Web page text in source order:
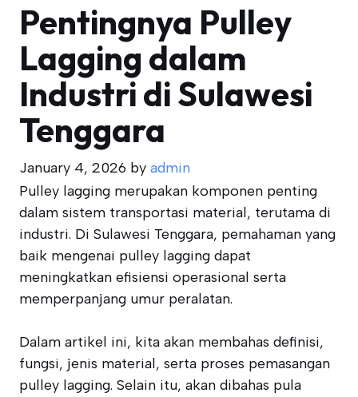
Pentingnya Pulley
Lagging dalam
Industri di Sulawesi
Tenggara
January 4, 2026 by admin
Pulley lagging merupakan komponen penting
dalam sistem transportasi material, terutama di
industri. Di Sulawesi Tenggara, pemahaman yang
baik mengenai pulley lagging dapat
meningkatkan efisiensi operasional serta
memperpanjang umur peralatan.
Dalam artikel ini, kita akan membahas definisi,
fungsi, jenis material, serta proses pemasangan
pulley lagging. Selain itu, akan dibahas pula